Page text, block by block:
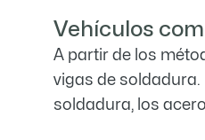
Vehículos
A partir de los
vigas de
soldadura, los